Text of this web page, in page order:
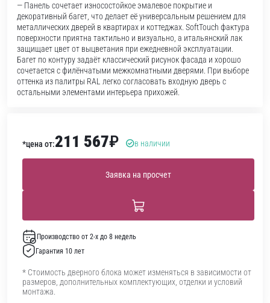
— Панель сочетает износостойкое эмалевое покрытие и
декоративный багет, что делает её универсальным решением для
металлических дверей в квартирах и коттеджах. SoftTouch фактура
поверхности приятна тактильно и визуально, а итальянский лак
защищает цвет от выцветания при ежедневной эксплуатации.
Багет по контуру задаёт классический рисунок фасада и хорошо
сочетается с филёнчатыми межкомнатными дверями. При выборе
оттенка из палитры RAL легко согласовать входную дверь с
остальными элементами интерьера прихожей.
*цена от:211 567₽ в наличии
Заявка на просчет
Производство от 2-х до 8 недель
Гарантия 10 лет
* Стоимость дверного блока может изменяться в зависимости от
размеров, дополнительных комплектующих, отделки и условий
монтажа.